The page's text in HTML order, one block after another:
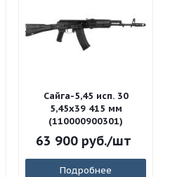
Сайга-5,45 исп. 30
5,45x39 415 мм
(110000900301)
63 900руб./шт
Подробнее